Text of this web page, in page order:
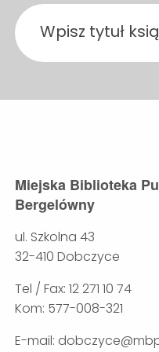
Miejska Biblioteka
Bergelówny
ul. Szkolna 43
32-410 Dobczyce
Tel / Fax: 12 271 10 74
Kom: 577-008-321
E-mail: